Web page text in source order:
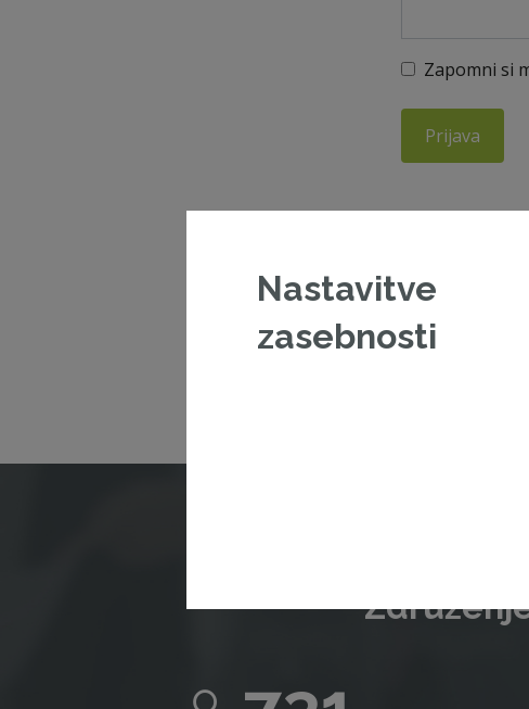
Zapomni si
Prijava
Ste pozabili
V kolikor še
Nastavitve
zasebnosti